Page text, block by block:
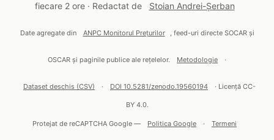
fiecare 2 ore · Redactat de
Stoian Andrei-Șerban
Date agregate din ANPC Monitorul Prețurilor , feed-uri directe SOCAR și
OSCAR și paginile publice ale rețelelor. Metodologie ·
Dataset deschis (CSV) · DOI 10.5281/zenodo.19560194 · Licență CC-
BY 4.0.
Protejat de reCAPTCHA Google — Politica Google · Termeni